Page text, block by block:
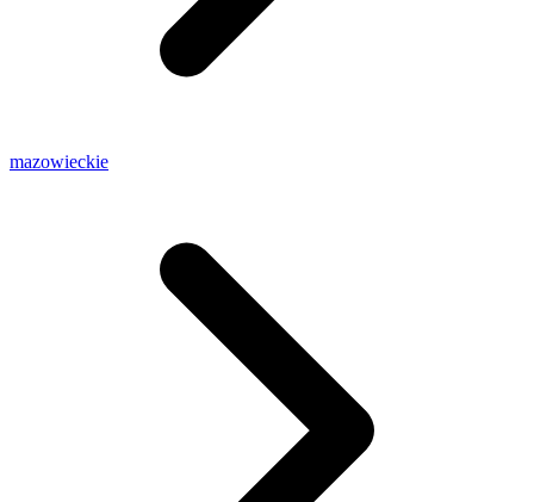
mazowieckie